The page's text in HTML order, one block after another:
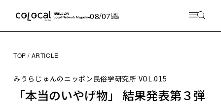
08/07FRI
2026
TOP ARTICLE
みうらじゅんのニッポン民俗学研究所 VOL.015
「本当のいやげ物」 結果発表第３弾